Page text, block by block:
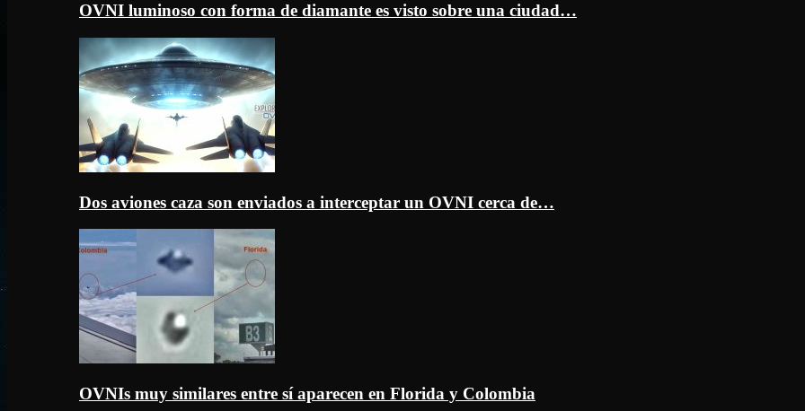
OVNI luminoso con forma de diamante es visto sobre una ciudad…
Dos aviones caza son enviados a interceptar un OVNI cerca de…
OVNIs muy similares entre sí aparecen en Florida y Colombia